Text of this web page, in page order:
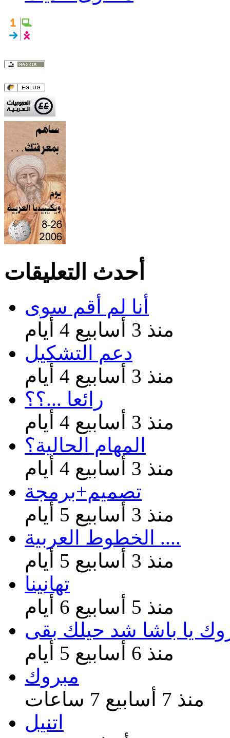
أحدث التعليقات
أنا لم أقم سوى
منذ 3 أسابيع 4 أيام
دعم التشكيل
منذ 3 أسابيع 4 أيام
رائعا ...؟؟
منذ 3 أسابيع 4 أيام
المهام الحالية؟
منذ 3 أسابيع 4 أيام
تصميم+برمجة
منذ 3 أسابيع 5 أيام
الخطوط العربية ....
منذ 3 أسابيع 5 أيام
تهانينا
منذ 5 أسابيع 6 أيام
يا باشا شد حيلك بقى
منذ 6 أسابيع 5 أيام
مبروك
منذ 7 أسابيع 7 ساعات
اتنيل